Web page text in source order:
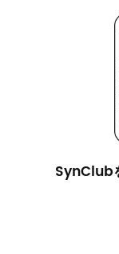
SynClub